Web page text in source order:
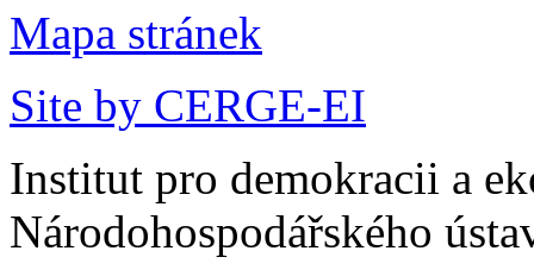
Mapa stránek
Site by CERGE-EI
Institut pro demokracii a
Národohospodářského